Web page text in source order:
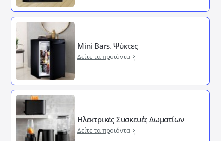
Mini Bars, Ψύκτες
Δείτε τα προιόντα
Ηλεκτρικές Συσκευές Δωματίων
Δείτε τα προιόντα